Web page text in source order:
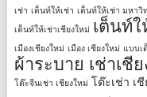
เช่า เต็นท์ให้เช่า เต็นท์ให้เช่า มหาวิ
เต็นท์ให้เช่าเชียงใหม่ เต็นท์ใ
เมืองเชียงใหม่ เมือง เชียงใหม่ แบบเ
ผ้าระบาย เช่าเชี
โต๊ะจีนเช่า เชียงใหม่ โต๊ะเช่า เชี